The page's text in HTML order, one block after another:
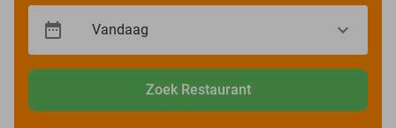
Zoek Restaurant